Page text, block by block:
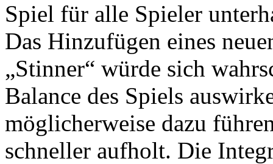
Spiel für alle Spieler
Das Hinzufügen eines
„Stinner“ würde sich
Balance des Spiels
möglicherweise dazu
schneller aufholt. Die